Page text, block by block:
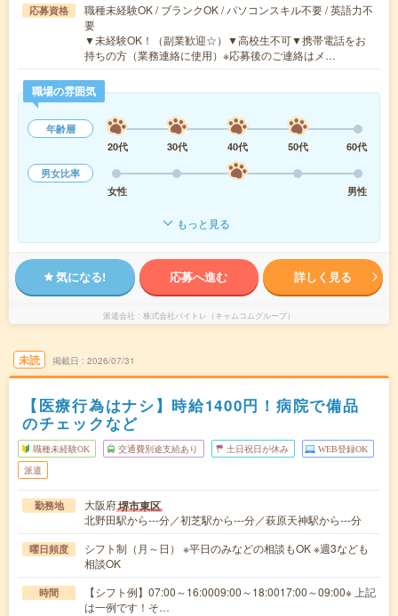
応募資格
職種未経験OK / ブランクOK / パソコンスキル不要 / 英語力不
要
▼未経験OK！（副業歓迎☆）▼高校生不可▼携帯電話をお
持ちの方（業務連絡に使用）※応募後のご連絡はメ…
職場の雰囲気
年齢層
20代
30代 40代 50代
60代
男女比率
女性
男性
もっと見る
気になる! 応募へ進む 詳しく見る
派遣会社 株式会社バイトレ（キャムコムグループ）
未読 掲載日 2026/07/31
【医療行為はナシ】時給1400円！病院で備品
のチェックなど
職種未経験OK 交通費別途支給あり 土日祝日が休み WEB登録OK
派遣
勤務地 大阪府堺市東区
北野田駅から---分／初芝駅から---分／萩原天神駅から---分
曜日頻度
シフト制（月～日） ※平日のみなどの相談もOK ※週3なども
相談OK
時間
【シフト例】07:00～16:0009:00～18:0017:00～09:00※ 上記
は一例です！そ…